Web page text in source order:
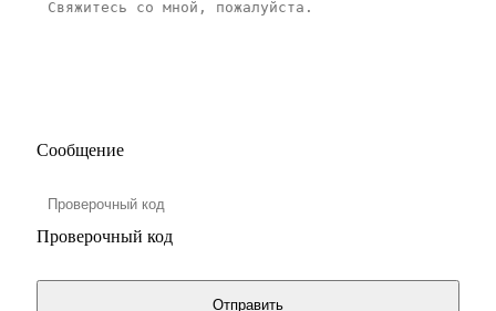
Сообщение
Проверочный код